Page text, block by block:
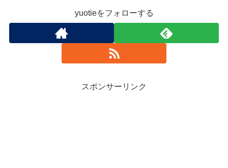
yuotieをフォローする
スポンサーリンク